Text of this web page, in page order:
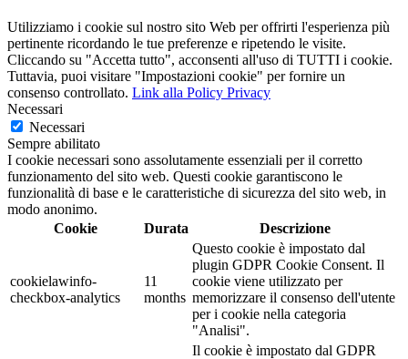
Utilizziamo i cookie sul nostro sito Web per offrirti l'esperienza più
pertinente ricordando le tue preferenze e ripetendo le visite.
Cliccando su "Accetta tutto", acconsenti all'uso di TUTTI i cookie.
Tuttavia, puoi visitare "Impostazioni cookie" per fornire un
consenso controllato. Link alla Policy Privacy
Necessari
Necessari
Sempre abilitato
I cookie necessari sono assolutamente essenziali per il corretto
funzionamento del sito web. Questi cookie garantiscono le
funzionalità di base e le caratteristiche di sicurezza del sito web, in
modo anonimo.
Cookie
Durata Descrizione
cookielawinfo-
checkbox-analytics
11
months
Questo cookie è impostato dal
plugin GDPR Cookie Consent. Il
cookie viene utilizzato per
memorizzare il consenso dell'utente
per i cookie nella categoria
"Analisi".
Il cookie è impostato dal GDPR